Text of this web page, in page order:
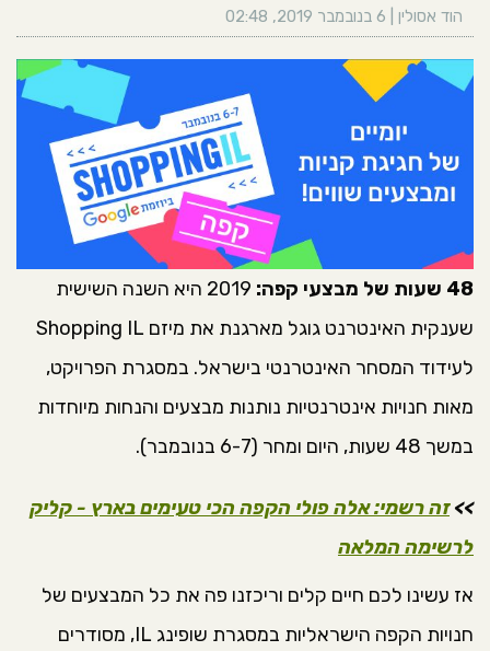
הוד אסולין 6 בנובמבר 2019 ,
02:48
48 שעות של מבצעי קפה:
2019 היא השנה השישית
שענקית האינטרנט גוגל מארגנת את מיזם Shopping IL
לעידוד המסחר האינטרנטי בישראל. במסגרת הפרויקט,
מאות חנויות אינטרנטיות נותנות מבצעים והנחות מיוחדות
במשך 48 שעות, היום ומחר (6-7 בנובמבר).
>>זה רשמי: אלה פולי הקפה הכי טעימים בארץ - קליק
לרשימה המלאה
אז עשינו לכם חיים קלים וריכזנו פה את כל המבצעים של
חנויות הקפה הישראליות במסגרת שופינג IL, מסודרים